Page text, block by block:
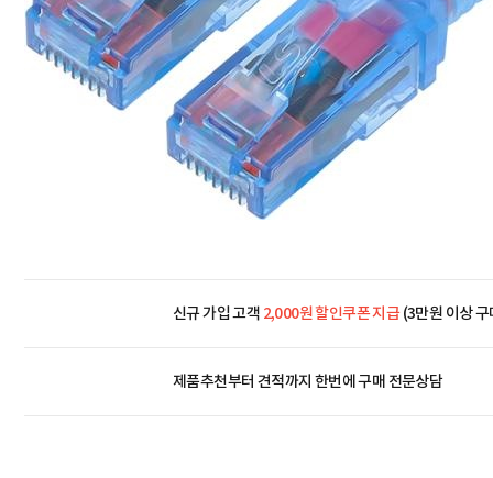
신규 가입 고객 2,000원 할인쿠폰 지급(3만원 이상 구
제품추천부터 견적까지 한번에구매 전문상담